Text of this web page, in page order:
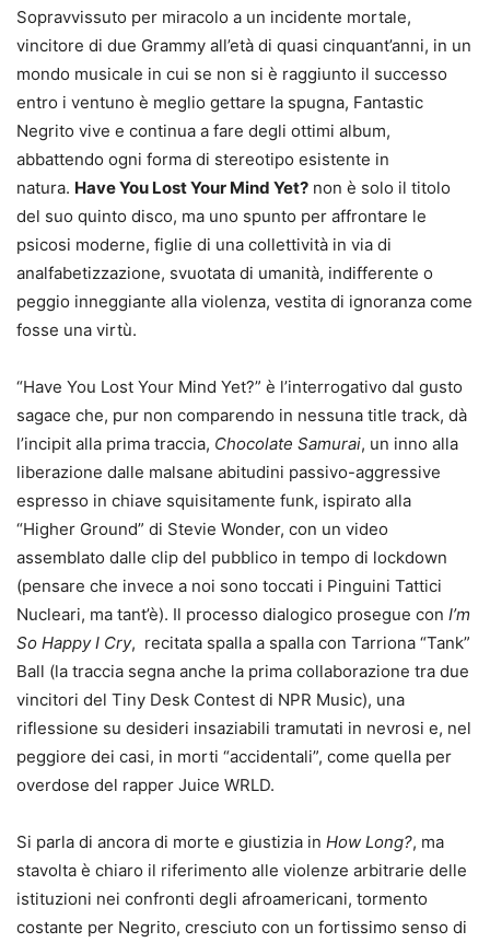
Sopravvissuto per miracolo a un incidente mortale,
vincitore di due Grammy all’età di quasi cinquant’anni, in un
mondo musicale in cui se non si è raggiunto il successo
entro i ventuno è meglio gettare la spugna, Fantastic
Negrito vive e continua a fare degli ottimi album,
abbattendo ogni forma di stereotipo esistente in
natura. Have You Lost Your Mind Yet? non è solo il titolo
del suo quinto disco, ma uno spunto per affrontare le
psicosi moderne, figlie di una collettività in via di
analfabetizzazione, svuotata di umanità, indifferente o
peggio inneggiante alla violenza, vestita di ignoranza come
fosse una virtù.
“Have You Lost Your Mind Yet?” è l’interrogativo dal gusto
sagace che, pur non comparendo in nessuna title track, dà
l’incipit alla prima traccia, Chocolate Samurai, un inno alla
liberazione dalle malsane abitudini passivo-aggressive
espresso in chiave squisitamente funk, ispirato alla
“Higher Ground” di Stevie Wonder, con un video
assemblato dalle clip del pubblico in tempo di lockdown
(pensare che invece a noi sono toccati i Pinguini Tattici
Nucleari, ma tant’è). Il processo dialogico prosegue con I’m
So Happy I Cry, recitata spalla a spalla con Tarriona “Tank”
Ball (la traccia segna anche la prima collaborazione tra due
vincitori del Tiny Desk Contest di NPR Music), una
riflessione su desideri insaziabili tramutati in nevrosi e, nel
peggiore dei casi, in morti “accidentali”, come quella per
overdose del rapper Juice WRLD.
Si parla di ancora di morte e giustizia in How Long?, ma
stavolta è chiaro il riferimento alle violenze arbitrarie delle
istituzioni nei confronti degli afroamericani, tormento
costante per Negrito, cresciuto con un fortissimo senso di